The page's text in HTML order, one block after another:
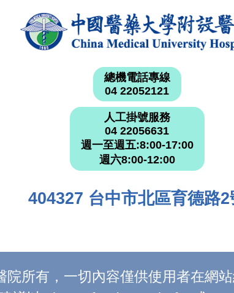
總機電話專線
04 22052121
人工掛號服務
04 22056631
週一至週五:8:00-17:00
週六8:00-12:00
404327 台中市北區育德路2
所有，一切內容僅供使用者在網